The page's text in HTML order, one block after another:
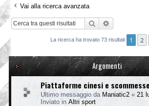
Vai alla ricerca avanzata
Cerca
La ricerca ha trovato 73 risultati 1 2
Argomenti
Piattaforme cinesi e
Ultimo messaggio da Maniatic2 « 21
Inviato in Altri sport